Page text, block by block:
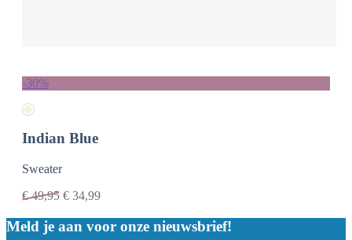
-30%
Indian Blue
Sweater
€49,95 € 34,99
Meld je aan voor onze nieuwsbrief!